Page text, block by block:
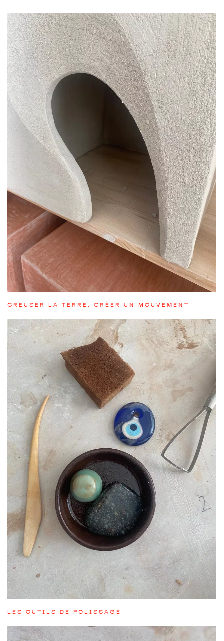
CREUSER LA TERRE, CRÉER UN MOUVEMENT
LES OUTILS DE POLISSAGE